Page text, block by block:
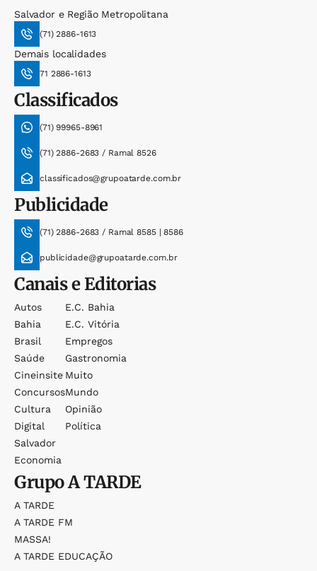
Salvador e Região Metropolitana
(71) 2886-1613
Demais localidades
71 2886-1613
Classificados
(71) 99965-8961
(71) 2886-2683 / Ramal 8526
classificados@grupoatarde.com.br
Publicidade
(71) 2886-2683 / Ramal 8585 | 8586
publicidade@grupoatarde.com.br
Canais e Editorias
Autos
Bahia
Brasil
Saúde
Cineinsite
Concursos
Cultura
Digital
Salvador
Economia
E.c. Bahia
E.c. Vitória
Empregos
Gastronomia
Muito
Mundo
Opinião
Política
GrupoA TARDE
A TARDE
A TARDE FM
MASSA!
A TARDE EDUCAÇÃO